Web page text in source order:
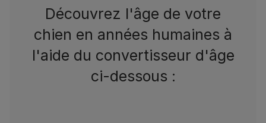
Découvrez l'âge de votre
chien en années humaines à
l'aide du convertisseur d'âge
ci-dessous :